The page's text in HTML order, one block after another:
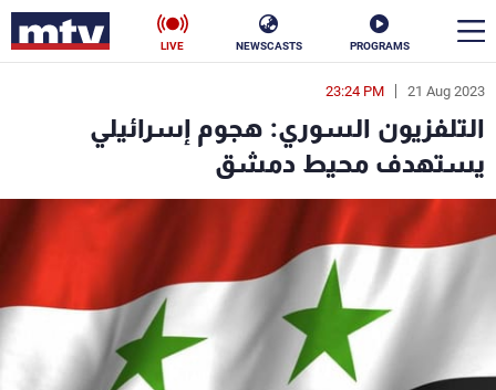
PROGRAMS
NEWSCASTS
LIVE
21 Aug 2023
23:24 PM
التلفزيون السوري: هجوم إسرائيلي
يستهدف محيط دمشق
en
الأخبار
سياسة ناس
إقتصاد
منوعات رياضة